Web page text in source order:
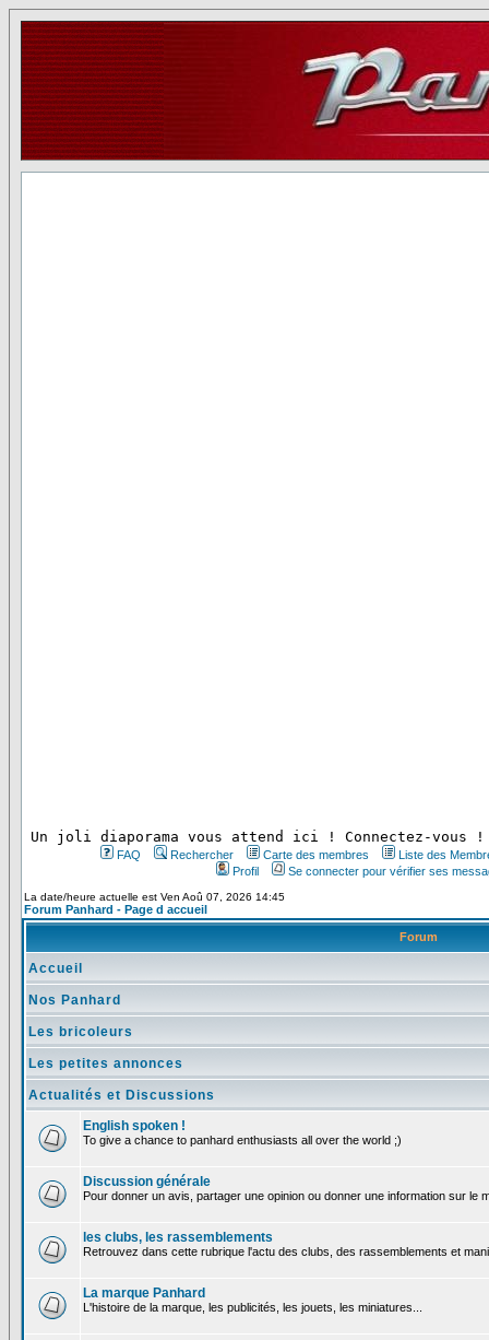
Un joli diaporama vous attend ici ! Connectez-vous !
FAQ Rechercher Carte des membres
Liste des
Profil
Se connecter pour vérifier ses
La date/heure actuelle est Ven Aoû 07, 2026 14:45
Forum Panhard - Page d accueil
Forum
Accueil
Nos Panhard
Les bricoleurs
Les petites annonces
Actualités et Discussions
English spoken !
To give a chance to panhard enthusiasts all over the world ;)
Discussion générale
Pour donner un avis, partager une opinion ou donner une information sur le
les clubs, les rassemblements
Retrouvez dans cette rubrique l'actu des clubs, des rassemblements et
La marque Panhard
L'histoire de la marque, les publicités, les jouets, les miniatures...